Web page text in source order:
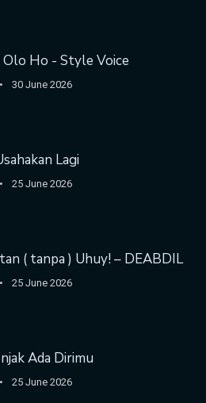
Ho - Style Voice
30 June 2026
Lagi
25 June 2026
( tanpa ) Uhuy! – DEABDIL
25 June 2026
Ada Dirimu
25 June 2026